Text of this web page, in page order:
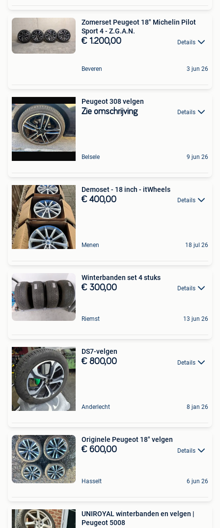
Zomerset Peugeot 18" Michelin Pilot
Sport 4 - Z.G.A.N.
€ 1.200,00 Details
Beveren 3 jun 26
Peugeot 308 velgen
Zie omschrijving Details
Belsele 9 jun 26
Demoset - 18 inch - itWheels
€ 400,00 Details
Menen 18 jul 26
Winterbanden set 4 stuks
€ 300,00 Details
Riemst 13 jun 26
DS7-velgen
€ 800,00 Details
Anderlecht 8 jan 26
Originele Peugeot 18" velgen
€ 600,00 Details
Hasselt 6 jun 26
UNIROYAL winterbanden en velgen |
Peugeot 5008